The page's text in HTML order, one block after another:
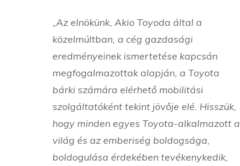
„Az elnökünk, Akio Toyoda által a
közelmúltban, a cég gazdasági
eredményeinek ismertetése kapcsán
megfogalmazottak alapján, a Toyota
bárki számára elérhető mobilitási
szolgáltatóként tekint jövője elé. Hisszük,
hogy minden egyes Toyota-alkalmazott a
világ és az emberiség boldogsága,
boldogulása érdekében tevékenykedik,